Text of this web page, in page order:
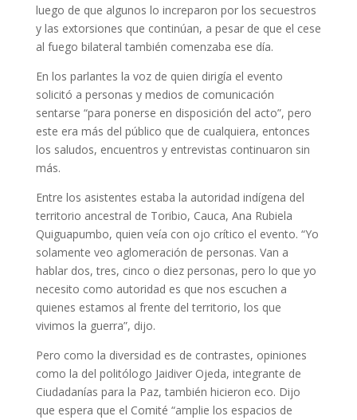
luego de que algunos lo increparon por los secuestros
y las extorsiones que continúan, a pesar de que el cese
al fuego bilateral también comenzaba ese día.
En los parlantes la voz de quien dirigía el evento
solicitó a personas y medios de comunicación
sentarse “para ponerse en disposición del acto”, pero
este era más del público que de cualquiera, entonces
los saludos, encuentros y entrevistas continuaron sin
más.
Entre los asistentes estaba la autoridad indígena del
territorio ancestral de Toribio, Cauca, Ana Rubiela
Quiguapumbo, quien veía con ojo crítico el evento. “Yo
solamente veo aglomeración de personas. Van a
hablar dos, tres, cinco o diez personas, pero lo que yo
necesito como autoridad es que nos escuchen a
quienes estamos al frente del territorio, los que
vivimos la guerra”, dijo.
Pero como la diversidad es de contrastes, opiniones
como la del politólogo Jaidiver Ojeda, integrante de
Ciudadanías para la Paz, también hicieron eco. Dijo
que espera que el Comité “amplie los espacios de